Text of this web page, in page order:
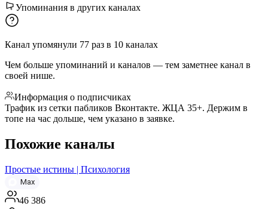
Упоминания в других каналах
Канал упомянули 77 раз в 10 каналах
Чем больше упоминаний и каналов — тем заметнее канал в
своей нише.
Информация о подписчиках
Трафик из сетки пабликов Вконтакте. ЖЦА 35+. Держим в
топе на час дольше, чем указано в заявке.
Похожие каналы
Простые истины | Психология
Max
46 386